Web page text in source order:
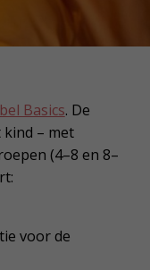
Basics. De
– met
(4–8 en 8–
voor de